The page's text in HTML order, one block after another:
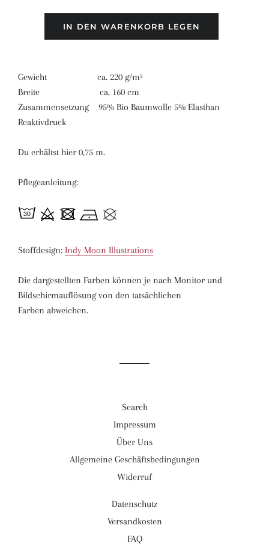
IN DEN WARENKORB LEGEN
Gewicht ca. 220 g/m²
Breite ca. 160 cm
Zusammensetzung 95% Bio Baumwolle 5% Elasthan
Reaktivdruck
Du erhältst hier 0,75 m.
Pflegeanleitung:
Stoffdesign: Indy Moon Illustrations
Die dargestellten Farben können je nach Monitor und
Bildschirmauflösung von den tatsächlichen
Farben abweichen.
Search
Impressum
Über Uns
Allgemeine Geschäftsbedingungen
Widerruf
Datenschutz
Versandkosten
FAQ